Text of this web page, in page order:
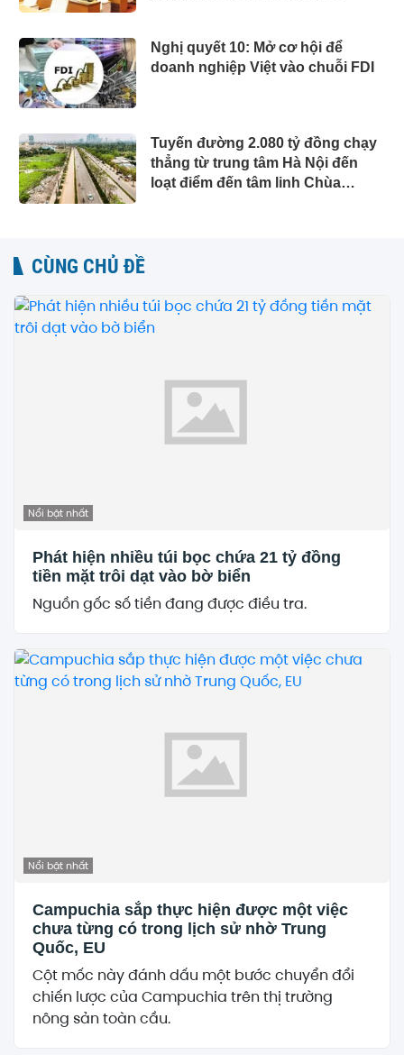
Nghị quyết 10: Mở cơ hội để
doanh nghiệp Việt vào chuỗi FDI
Tuyến đường 2.080 tỷ đồng chạy
thẳng từ trung tâm Hà Nội đến
loạt điểm đến tâm linh Chùa
CÙNG CHỦ ĐỀ
Nổi bật nhất
Phát hiện nhiều túi bọc chứa 21 tỷ đồng
tiền mặt trôi dạt vào bờ biển
Nguồn gốc số tiền đang được điều tra.
Nổi bật nhất
Campuchia sắp thực hiện được một việc
chưa từng có trong lịch sử nhờ Trung
Quốc, EU
Cột mốc này đánh dấu một bước chuyển đổi
chiến lược của Campuchia trên thị trường
nông sản toàn cầu.